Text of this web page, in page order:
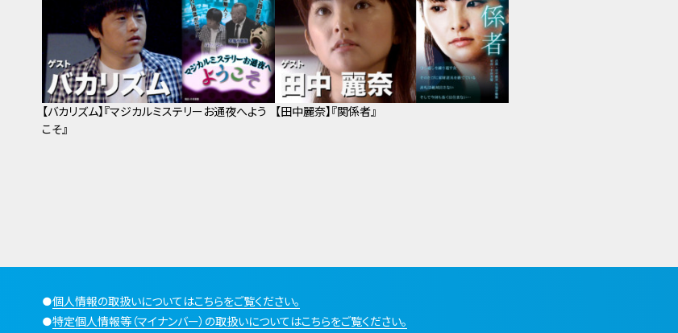
【バカリズム】『マジカルミステリーお通夜へよう
こそ』
【田中麗奈】『関係者』
●個人情報の取扱いについてはこちらをご覧ください。
●特定個人情報等（マイナンバー）の取扱いについてはこちらをご覧ください。